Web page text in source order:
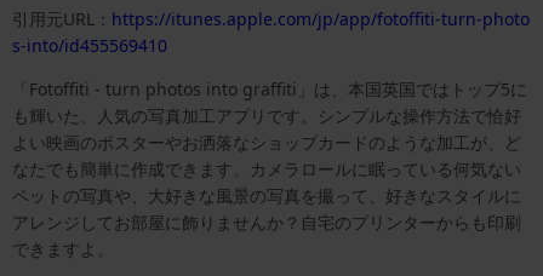
引用元URL： https://itunes.apple.com/jp/app/fotoffiti-turn-photo
s-into/id455569410
「Fotoffiti - turn photos into graffiti」は、本国英国ではトップ5に
も輝いた、人気の写真加工アプリです。シンプルな操作方法で恰好
よい映画のポスターやお洒落なショップカードのような加工が、ど
なたでも簡単に作成できます。カメラロールに眠っている何気ない
ペットの写真や、大好きな風景の写真を撮って、好きなスタイルに
アレンジしてお部屋に飾りませんか？自宅のプリンターからも印刷
できますよ。